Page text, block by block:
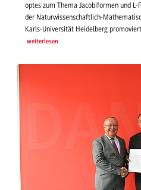
optes zum Thema Jacobiformen und
der Naturwissenschaftlich-
Karls-Universität Heidelberg
weiterlesen